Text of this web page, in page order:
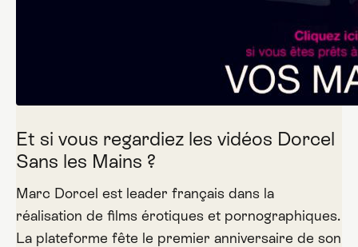
Et si vous regardiez les vidéos Dorcel
Sans les Mains ?
Marc Dorcel est leader français dans la
réalisation de films érotiques et pornographiques.
La plateforme fête le premier anniversaire de son